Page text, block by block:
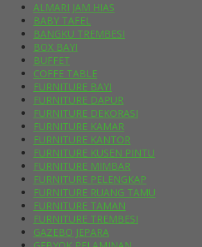
ALMARI JAM HIAS
BABY TAFEL
BANGKU TREMBESI
BOX BAYI
BUFFET
COFFE TABLE
FURNITURE BAYI
FURNITURE DAPUR
FURNITURE DEKORASI
FURNITURE KAMAR
FURNITURE KANTOR
FURNITURE KUSEN PINTU
FURNITURE MIMBAR
FURNITURE PELENGKAP
FURNITURE RUANG TAMU
FURNITURE TAMAN
FURNITURE TREMBESI
GAZEBO JEPARA